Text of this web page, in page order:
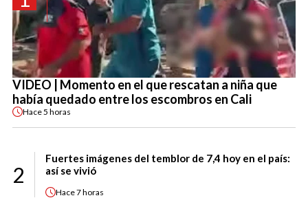
VIDEO | Momento en el que rescatan a niña que
había quedado entre los escombros en Cali
Hace5 horas
2
Fuertes imágenes del temblor de 7,4 hoy en el país:
así se vivió
Hace7 horas